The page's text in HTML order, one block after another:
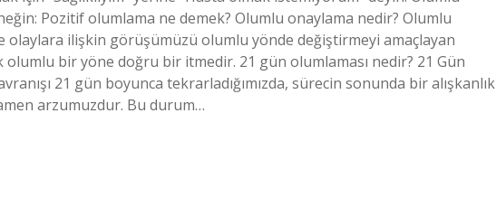
Pozitif olumlama ne demek? Olumlu onaylama nedir? Olumlu
olaylara ilişkin görüşümüzü olumlu yönde değiştirmeyi amaçlayan
bir yöne doğru bir itmedir. 21 gün olumlaması nedir? 21 Gün
21 gün boyunca tekrarladığımızda, sürecin sonunda bir alışkanlık
arzumuzdur. Bu durum…